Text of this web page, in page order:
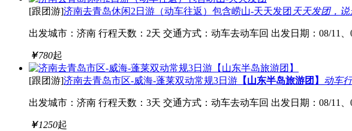
[跟团游]济南去青岛休闲2日游（动车往返）包含崂山-天天发团 天天发团，
出发城市：济南 行程天数：2天 交通方式：动车去动车回 出发日期：08/11、
￥780起
[跟团游]济南去青岛市区-威海-蓬莱双动常规3日游 【山东半岛旅游团】 动车
出发城市：济南 行程天数：3天 交通方式：动车去动车回 出发日期：08/11、
￥1250起